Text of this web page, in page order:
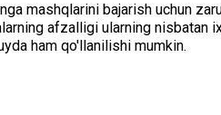
mashqlarini bajarish uchun
afzalligi ularning nisbatan
ham qo'llanilishi mumkin.